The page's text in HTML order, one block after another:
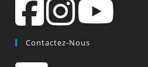
Contactez-Nous